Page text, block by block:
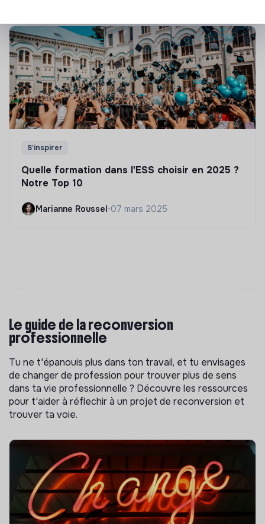
S'inspirer
Quelle formation dans l'ESS choisir en 2025 ?
Notre Top 10
Marianne Roussel•07 mars 2025
Le guide de la reconversion
professionnelle
Tu ne t'épanouis plus dans ton travail, et tu envisages
de changer de profession pour trouver plus de sens
dans ta vie professionnelle ? Découvre les ressources
pour t'aider à réflechir à un projet de reconversion et
trouver ta voie.